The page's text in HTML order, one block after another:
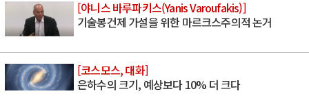
[야니스 바루파키스(Yanis Varoufakis)]
기술봉건제 가설을 위한 마르크스주의적 논거
[코스모스, 대화]
은하수의 크기, 예상보다 10% 더 크다